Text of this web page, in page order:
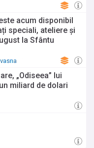
în patrimoniul
privește statutul
muncă în sectorul
creatorilor
de inițiative
"Noaptea Albă a
spațiile
larg. Succesul
Cannes și Berlin,
cineaști. Literatura
multă vizibilitate prin
acum disponibil
speciali, ateliere și
la Sfântu
„Odiseea” lui
miliard de dolari